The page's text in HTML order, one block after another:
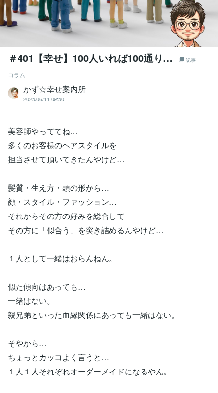
＃401【幸せ】100人いれば100通り… 記事
コラム
かず☆幸せ案内所
2025/06/11 09:50
美容師やっててね…
多くのお客様のヘアスタイルを
担当させて頂いてきたんやけど…
髪質・生え方・頭の形から…
顔・スタイル・ファッション…
それからその方の好みを総合して
その方に「似合う」を突き詰めるんやけど…
１人として一緒はおらんねん。
似た傾向はあっても…
一緒はない。
親兄弟といった血縁関係にあっても一緒はない。
そやから…
ちょっとカッコよく言うと…
１人１人それぞれオーダーメイドになるやん。